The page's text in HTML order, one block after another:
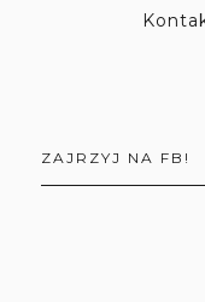
ZAJRZYJ NA FB!